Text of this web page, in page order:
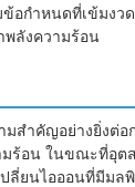
ข้อกำหนดที่เข้มง
พลังความร้อน
มสำคัญอย่างยิ่งต่
ร้อน ในขณะที่อุต
ลี่ยนไอออนที่มีมล